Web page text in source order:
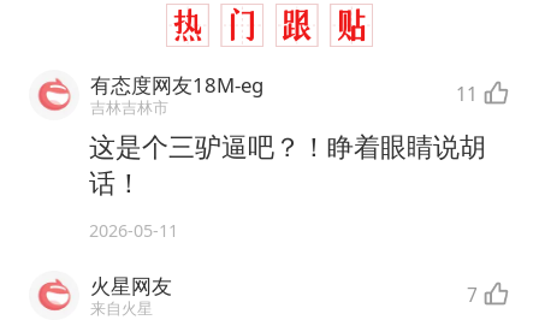
有态度网友18M-eg
吉林吉林市 11
这是个三驴逼吧？！睁着眼睛说胡
话！
2026-05-11
火星网友
来自火星 7